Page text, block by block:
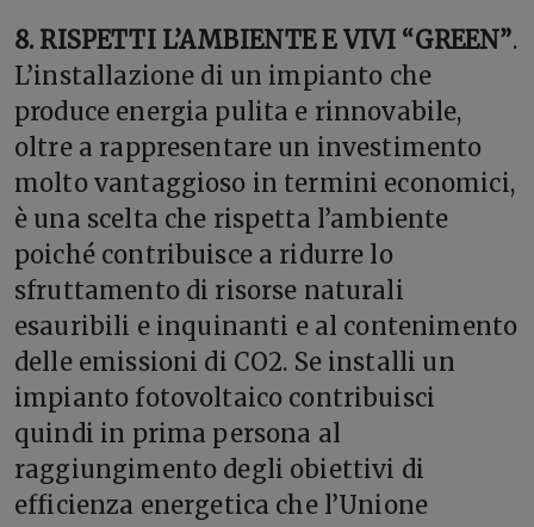
8. RISPETTI L’AMBIENTE E VIVI “GREEN”.
L’installazione di un impianto che
produce energia pulita e rinnovabile,
oltre a rappresentare un investimento
molto vantaggioso in termini economici,
è una scelta che rispetta l’ambiente
poiché contribuisce a ridurre lo
sfruttamento di risorse naturali
esauribili e inquinanti e al contenimento
delle emissioni di CO2. Se installi un
impianto fotovoltaico contribuisci
quindi in prima persona al
raggiungimento degli obiettivi di
efficienza energetica che l’Unione